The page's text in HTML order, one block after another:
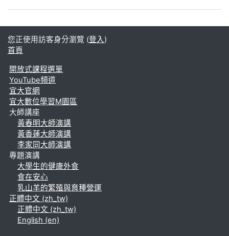
您正使用訪客身分瀏覽 (登入)
首頁
開放式課程選單
YouTube頻道
宜大官網
宜大數位學習M園區
大師講座
黃春明大師演講
黃香蓮大師演講
李家同大師演講
專題演講
大學生的健康外食
食在安心
乳山羊的繁殖與育種營運
正體中文 ‎(zh_tw)‎
正體中文 ‎(zh_tw)‎
English ‎(en)‎